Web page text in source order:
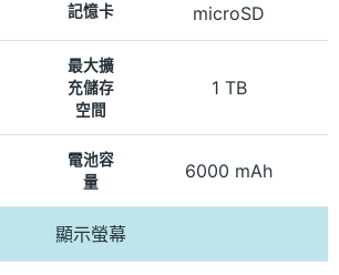
記憶卡 microSD
最大擴
充儲存
空間
1 TB
電池容
量
6000 mAh
顯示螢幕